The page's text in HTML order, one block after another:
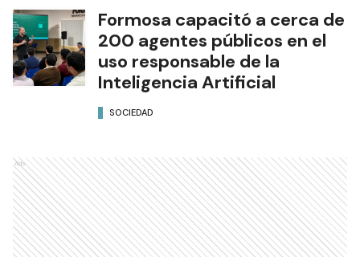
Formosa capacitó a cerca de
200 agentes públicos en el
uso responsable de la
Inteligencia Artificial
SOCIEDAD
Ads